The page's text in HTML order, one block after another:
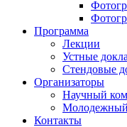
Программа
Лекции
Устные
Стендовые
Организаторы
Научный
Молодежный
Контакты